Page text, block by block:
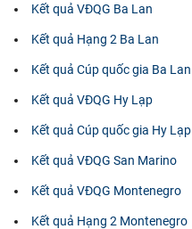
Kết quả VĐQG Ba Lan
Kết quả Hạng 2 Ba Lan
Kết quả Cúp quốc gia Ba Lan
Kết quả VĐQG Hy Lạp
Kết quả Cúp quốc gia Hy Lạp
Kết quả VĐQG San Marino
Kết quả VĐQG Montenegro
Kết quả Hạng 2 Montenegro